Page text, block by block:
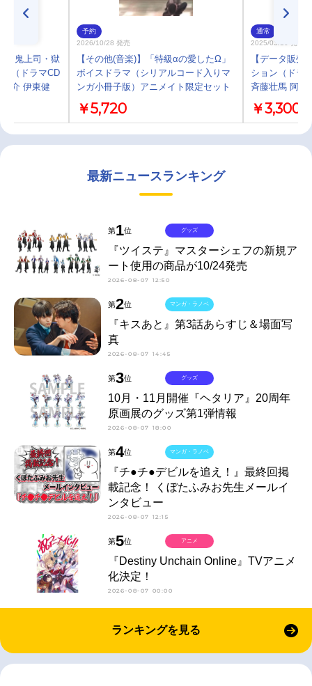
「鬼上司・獄
（ドラマCD
介 伊東健
予約
2026/10/28 発売
【その他(音楽)】「特級αの愛したΩ」
ボイスドラマ（シリアルコード入りマ
ンガ小冊子版）アニメイト限定セット
￥5,720
通常
2025/03/10 発売
【データ販売
ション（ドラ
斉藤壮馬 阿座
￥3,300
最新ニュースランキング
第1位
『ツイステ』マスターシェフの新規ア
ート使用の商品が10/24発売
2026-08-07 12:50
グッズ
第2位
『キスあと』第3話あらすじ＆場面写
真
2026-08-07 14:45
マンガ・ラノベ
第3位
10月・11月開催『ヘタリア』20周年
原画展のグッズ第1弾情報
2026-08-07 18:00
グッズ
第4位
『チ●チ●デビルを追え！』最終回掲
載記念！ くぼたふみお先生メールイ
ンタビュー
2026-08-07 12:15
マンガ・ラノベ
第5位
『Destiny Unchain Online』TVアニメ
化決定！
2026-08-07 00:00
アニメ
ランキングを見る